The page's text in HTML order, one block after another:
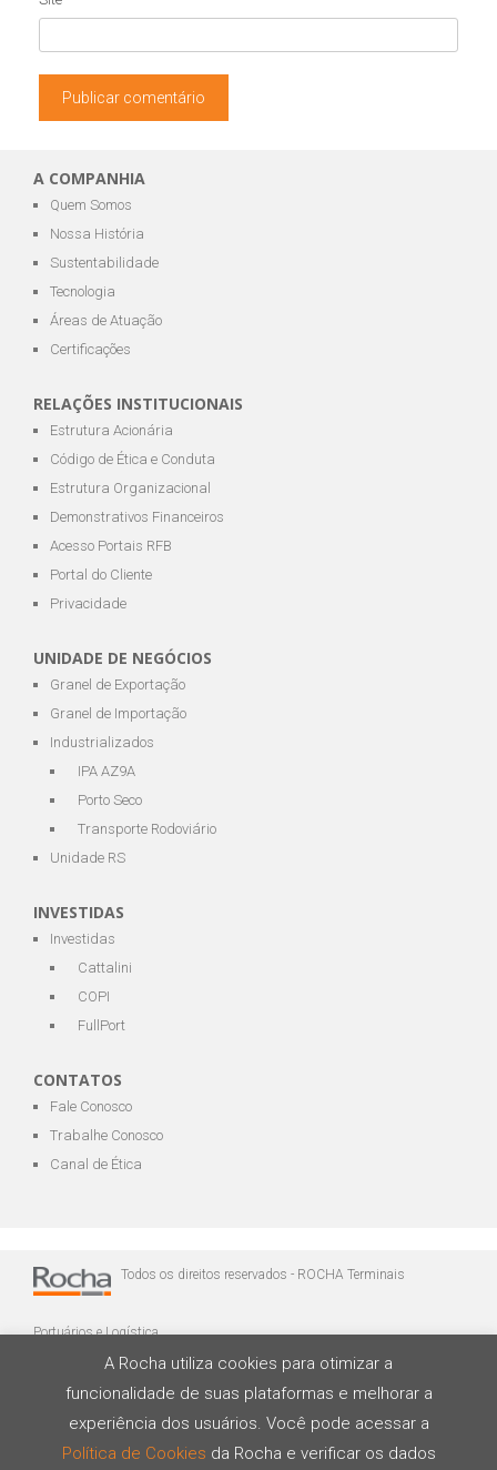
A COMPANHIA
Quem Somos
Nossa História
Sustentabilidade
Tecnologia
Áreas de Atuação
Certificações
RELAÇÕES INSTITUCIONAIS
Estrutura Acionária
Código de Ética e Conduta
Estrutura Organizacional
Demonstrativos Financeiros
Acesso Portais RFB
Portal do Cliente
Privacidade
UNIDADE DE NEGÓCIOS
Granel de Exportação
Granel de Importação
Industrializados
IPA AZ9A
Porto Seco
Transporte Rodoviário
Unidade RS
INVESTIDAS
Investidas
Cattalini
COPI
FullPort
CONTATOS
Fale Conosco
Trabalhe Conosco
Canal de Ética
Todos os direitos reservados - ROCHA Terminais
Portuários e Logística
A Rocha utiliza cookies para otimizar a
funcionalidade de suas plataformas e melhorar a
experiência dos usuários. Você pode acessar a
Política de Cookies da Rocha e verificar os dados